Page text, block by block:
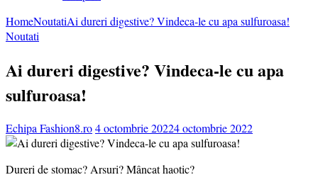
HomeNoutatiAi dureri digestive? Vindeca-le cu apa sulfuroasa!
Noutati
Ai dureri digestive? Vindeca-le cu apa
sulfuroasa!
Echipa Fashion8.ro4 octombrie 20224 octombrie 2022
Dureri de stomac? Arsuri? Mâncat haotic?